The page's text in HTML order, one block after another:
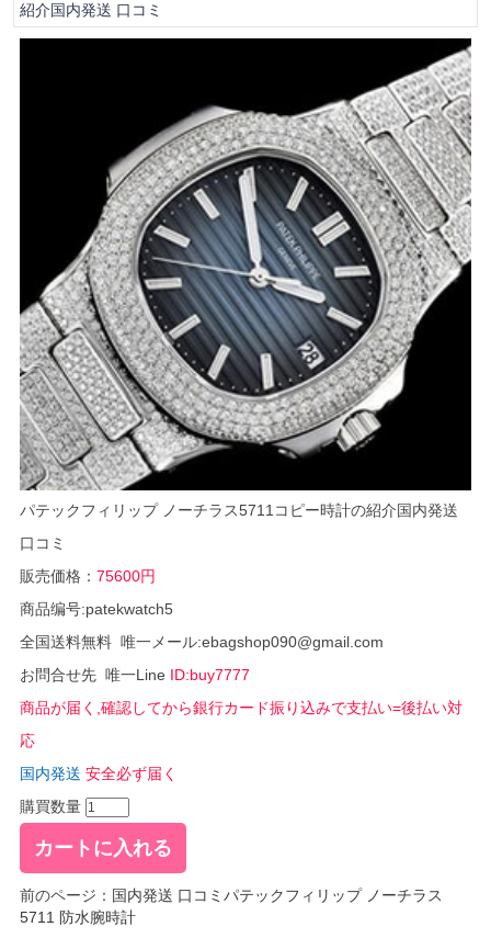
紹介国内発送 口コミ
パテックフィリップ ノーチラス5711コピー時計の紹介国内発送
口コミ
販売価格： 75600円
商品编号:patekwatch5
全国送料無料 唯一メール:ebagshop090@gmail.com
お問合せ先 唯一Line ID:buy7777
商品が届く,確認してから銀行カード振り込みで支払い=後払い対
応
国内発送 安全必ず届く
購買数量
前のページ： 国内発送 口コミパテックフィリップ ノーチラス
5711 防水腕時計